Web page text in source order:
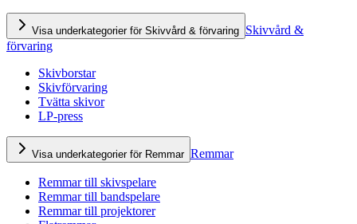
Visa underkategorier för Skivvård & förvaring Skivvård &
förvaring
Skivborstar
Skivförvaring
Tvätta skivor
LP-press
Visa underkategorier för Remmar Remmar
Remmar till skivspelare
Remmar till bandspelare
Remmar till projektorer